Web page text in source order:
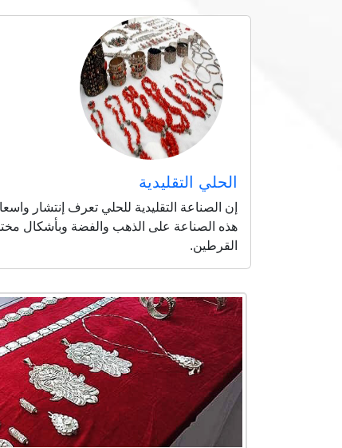
الحلي التقليدية
إن الصناعة التقليدية للحلي تعرف إنتشار
هذه الصناعة على الذهب والفضة وبأشكال
القرطين.